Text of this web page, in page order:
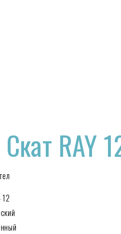
RAY